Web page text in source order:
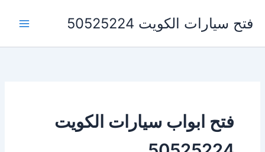
المحتوى
فتح سيارات الكويت 50525224
فتح ابواب سيارات الكويت